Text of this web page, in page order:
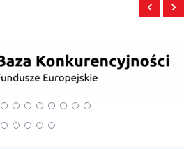
‹ ›